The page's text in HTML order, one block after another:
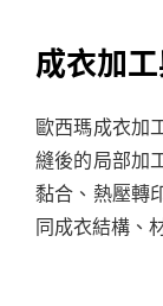
成衣加
歐西瑪成衣加
縫後的局部加
黏合、熱壓轉
同成衣結構、